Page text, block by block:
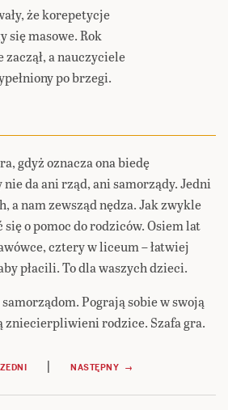
że korepetycje
się masowe. Rok
a nauczyciele
po brzegi.
gdyż oznacza ona biedę
nie da ani rząd, ani samorządy. Jedni
a nam zewsząd nędza. Jak zwykle
o pomoc do rodziców. Osiem lat
cztery w liceum – łatwiej
płacili. To dla waszych dzieci.
Pograją sobie w swoją
zniecierpliwieni rodzice. Szafa gra.
| NASTĘPNY →